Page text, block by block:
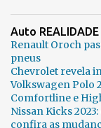
Auto REALIDADE
Renault Oroch
pneus
Chevrolet revela
Volkswagen Polo
Comfortline e
Nissan Kicks
confira as